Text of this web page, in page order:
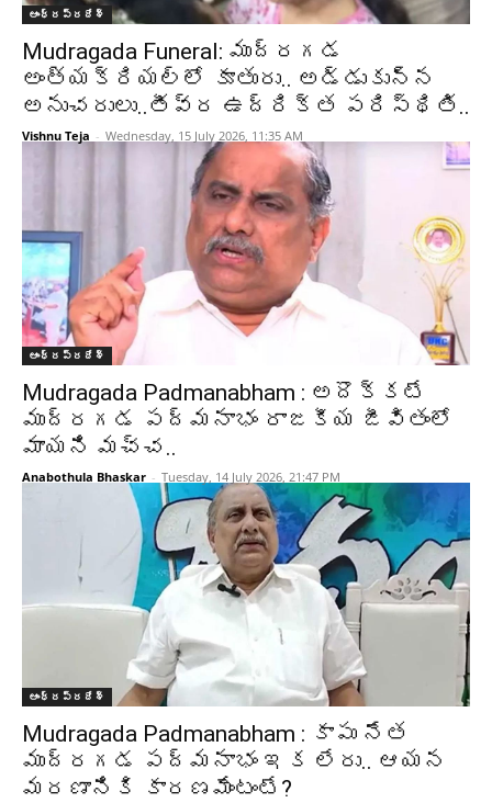
ఆంధ్రప్రదేశ్‌
Mudragada Funeral: ముద్రగడ
అంత్యక్రియల్లో కూతురు.. అడ్డుకున్న
అనుచరులు..తీవ్ర ఉద్రిక్త పరిస్థితి..
Vishnu Teja - Wednesday, 15 July 2026, 11:35 AM
ఆంధ్రప్రదేశ్‌
Mudragada Padmanabham : అదొక్కటే
ముద్రగడ పద్మనాభం రాజకీయ జీవితంలో
మాయని మచ్చ..
Anabothula Bhaskar - Tuesday, 14 July 2026, 21:47 PM
ఆంధ్రప్రదేశ్‌
Mudragada Padmanabham : కాపు నేత
ముద్రగడ పద్మనాభం ఇక లేరు.. ఆయన
మరణానికి కారణమేంటంటే?